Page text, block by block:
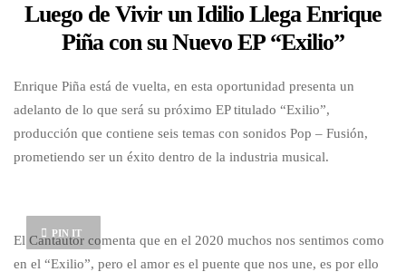
Luego de Vivir un Idilio Llega Enrique
Piña con su Nuevo EP “Exilio”
Enrique Piña está de vuelta, en esta oportunidad presenta un
adelanto de lo que será su próximo EP titulado “Exilio”,
producción que contiene seis temas con sonidos Pop – Fusión,
prometiendo ser un éxito dentro de la industria musical.
PIN IT
El Cantautor comenta que en el 2020 muchos nos sentimos como
en el “Exilio”, pero el amor es el puente que nos une, es por ello